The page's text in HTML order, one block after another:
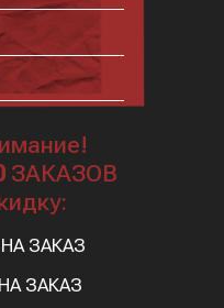
ЗАКАЗОВ
НА ЗАКАЗ
НА ЗАКАЗ